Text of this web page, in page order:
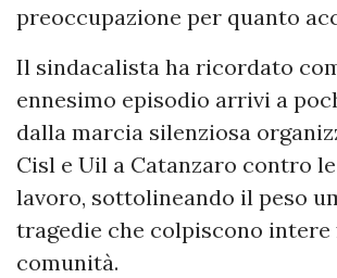
preoccupazione per quanto
Il sindacalista ha ricordato
ennesimo episodio arrivi a
dalla marcia silenziosa
Cisl e Uil a Catanzaro contro
lavoro, sottolineando il peso
tragedie che colpiscono intere
comunità.